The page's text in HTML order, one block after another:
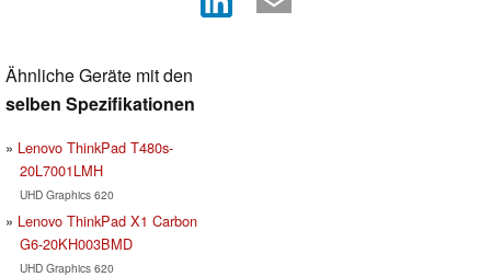
Ähnliche Geräte mit den
selben Spezifikationen
Lenovo ThinkPad T480s-
20L7001LMH
UHD Graphics 620
Lenovo ThinkPad X1 Carbon
G6-20KH003BMD
UHD Graphics 620